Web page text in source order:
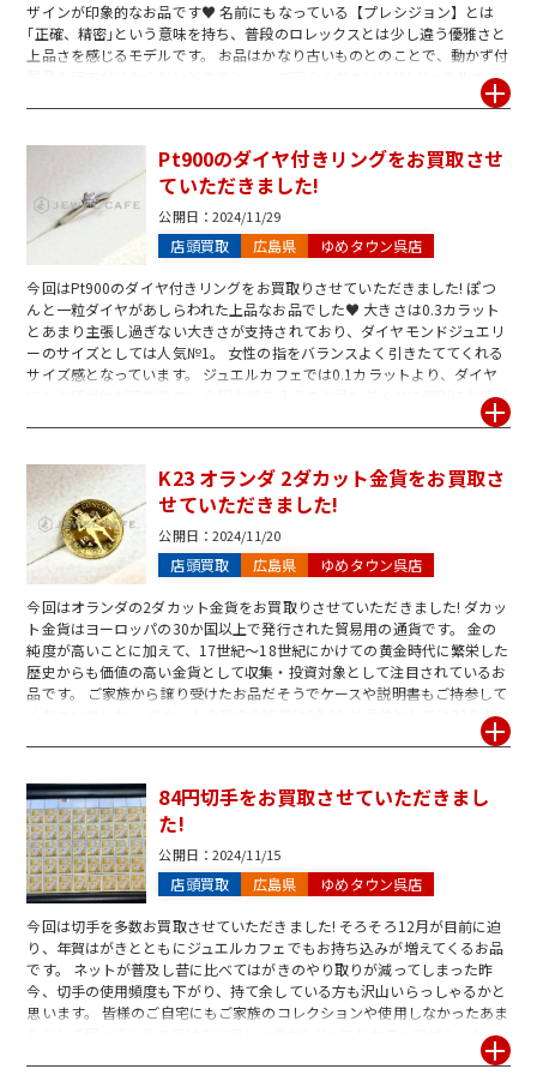
ザインが印象的なお品です♥ 名前にもなっている【プレシジョン】とは
｢正確、精密｣という意味を持ち、普段のロレックスとは少し違う優雅さと
上品さを感じるモデルです。 お品はかなり古いものとのことで、動かず付
属品も行方が分からないとのこと…。 ご安心ください(^^)/ ジュエルカフ
ェではお買取り可能ですよ♪ これは買い取れる? 付属品ってどれ? 動かな
では皆様のご来店をお待ちしております!
Pt900のダイヤ付きリングをお買取させ
ていただきました!
公開日： 2024/11/29
店頭買取 広島県 ゆめタウン呉店
今回はPt900のダイヤ付きリングをお買取りさせていただきました! ぽつ
んと一粒ダイヤがあしらわれた上品なお品でした♥ 大きさは0.3カラット
とあまり主張し過ぎない大きさが支持されており、ダイヤモンドジュエリ
ーのサイズとしては人気№1。 女性の指をバランスよく引きたててくれる
サイズ感となっています。 ジュエルカフェでは0.1カラットより、ダイヤ
にもお値付けが可能です。 今回お持ち込みのお品もダイヤに個別にお値付
けをしてのお買取りとなりました。 お持ち込みの際、鑑別書が付属してい
じて金額がアップできる場合がございます! 品位が分からない、鑑別書っ
てどれ? など、ご不明な点がございましたらお気軽にお問い合わせくださ
い。 ジュエルカフェ呉店は皆様のご来店を心よりお待ちしております!
K23 オランダ 2ダカット金貨をお買取さ
せていただきました!
公開日： 2024/11/20
店頭買取 広島県 ゆめタウン呉店
今回はオランダの2ダカット金貨をお買取りさせていただきました! ダカッ
ト金貨はヨーロッパの30か国以上で発行された貿易用の通貨です。 金の
純度が高いことに加えて、17世紀～18世紀にかけての黄金時代に繁栄した
歴史からも価値の高い金貨として収集・投資対象として注目されているお
品です。 ご家族から譲り受けたお品だそうでケースや説明書もご持参して
くださいました。 ダカット金貨の金純度は98.3%と品位としては23金相
当で純金に近い高品位! 金相場が良いタイミングを計っておられ、今年は
位の高いお品はたとえ小さいものでも金額が伸びやすいので、相場が上が
っている今が持ち込みのチャンスですよ☆ 貴金属の他にはブランド品、金
券など多数お買取りしております♪ ご相談・お見積りなどお気軽にお声か
けください。 ジュエルカフェ呉店は皆様のご来店をお待ちしております!
84円切手をお買取させていただきまし
た!
公開日： 2024/11/15
店頭買取 広島県 ゆめタウン呉店
今回は切手を多数お買取させていただきました! そろそろ12月が目前に迫
り、年賀はがきとともにジュエルカフェでもお持ち込みが増えてくるお品
です。 ネットが普及し昔に比べてはがきのやり取りが減ってしまった昨
今、切手の使用頻度も下がり、持て余している方も沢山いらっしゃるかと
思います。 皆様のご自宅にもご家族のコレクションや使用しなかったあま
りとして眠っているのではないでしょうか? ジュエルカフェではシート、
バラ問わず好評お買取り中です(^^♪ 消印がついているもの、ノリ無し、